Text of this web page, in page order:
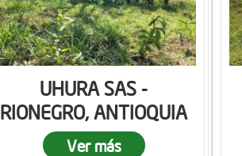
UHURA SAS -
RIONEGRO, ANTIOQUIA
Ver más